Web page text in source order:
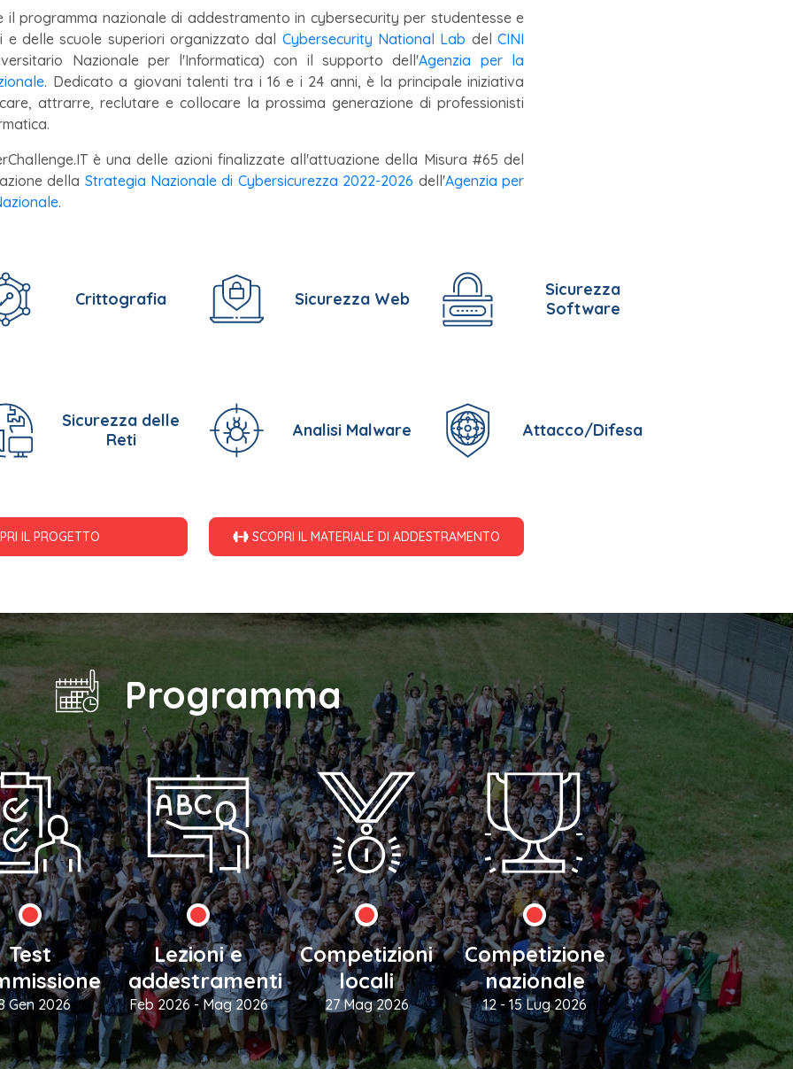
il programma nazionale di addestramento in cybersecurity per studentesse e
e delle scuole superiori organizzato dal Cybersecurity National Lab delCINI
Nazionale per l'Informatica) con il supporto dell'Agenzia per la
. Dedicato a giovani talenti tra i 16 e i 24 anni, è la principale iniziativa
attrarre, reclutare e collocare la prossima generazione di professionisti
è una delle azioni finalizzate all'attuazione della Misura #65 del
della Strategia Nazionale di Cybersicurezza 2022-2026 dell'Agenzia per
.
Crittografia Sicurezza Web
Sicurezza
Software
Sicurezza delle
Reti
Analisi Malware Attacco/Difesa
IL PROGETTO SCOPRI IL MATERIALE DI ADDESTRAMENTO
Programma
Test
Gen 2026
Lezioni e
addestramenti
Feb 2026 - Mag 2026
Competizioni
locali
27 Mag 2026
Competizione
nazionale
12 - 15 Lug 2026